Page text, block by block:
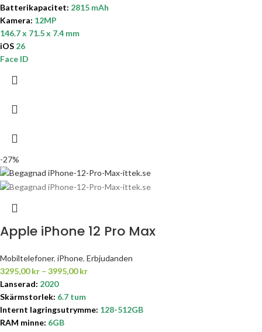
Batterikapacitet: 2815 mAh
Kamera: 12MP
146.7 x 71.5 x 7.4 mm
iOS 26
Face ID
-27%
Apple iPhone 12 Pro Max
Mobiltelefoner, iPhone, Erbjudanden
3295,00kr – 3995,00kr
Lanserad: 2020
Skärmstorlek: 6.7 tum
Internt lagringsutrymme: 128-512GB
RAM minne: 6GB